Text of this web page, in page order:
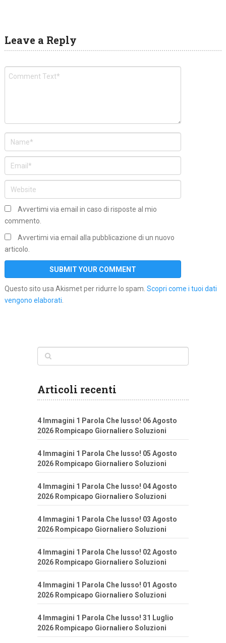
Leave a Reply
Avvertimi via email in caso di risposte al mio
commento.
Avvertimi via email alla pubblicazione di un nuovo
articolo.
Questo sito usa Akismet per ridurre lo spam. Scopri come i tuoi dati
vengono elaborati.
Articoli recenti
4 Immagini 1 Parola Che lusso! 06 Agosto
2026 Rompicapo Giornaliero Soluzioni
4 Immagini 1 Parola Che lusso! 05 Agosto
2026 Rompicapo Giornaliero Soluzioni
4 Immagini 1 Parola Che lusso! 04 Agosto
2026 Rompicapo Giornaliero Soluzioni
4 Immagini 1 Parola Che lusso! 03 Agosto
2026 Rompicapo Giornaliero Soluzioni
4 Immagini 1 Parola Che lusso! 02 Agosto
2026 Rompicapo Giornaliero Soluzioni
4 Immagini 1 Parola Che lusso! 01 Agosto
2026 Rompicapo Giornaliero Soluzioni
4 Immagini 1 Parola Che lusso! 31 Luglio
2026 Rompicapo Giornaliero Soluzioni